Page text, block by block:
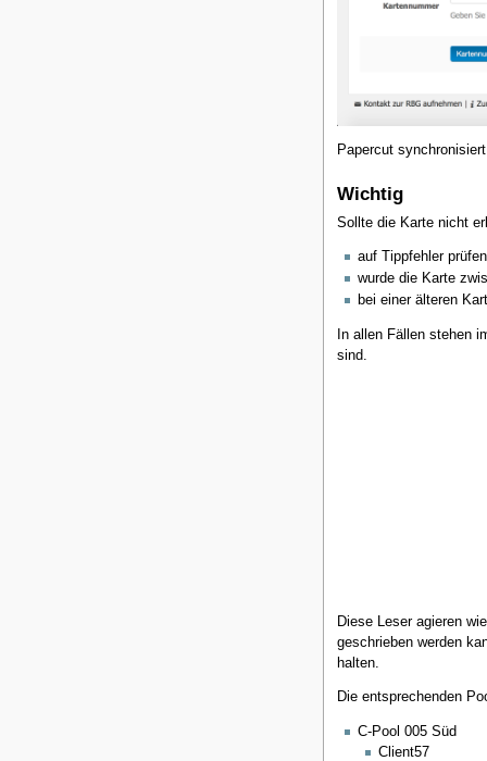
Papercut
Wichtig
Sollte die Karte nicht
auf Tippfehler prüfen
wurde die Karte
bei einer älteren
In allen Fällen stehen
sind.
Diese Leser agieren
geschrieben werden
halten.
Die entsprechenden
C-Pool 005 Süd
Client57